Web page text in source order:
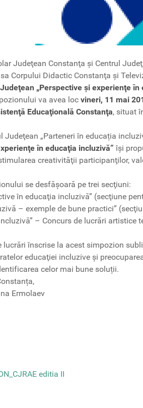
Judeţean Constanţa şi Centrul
Corpului Didactic Constanţa şi
„Perspective şi experienţe în
va avea loc vineri, 11 mai
Educaţională Constanţa, situat
Judeţean „Parteneri în educația
în educaţia incluzivă” îşi
creativităţii participanţilor,
se desfăşoară pe trei secţiuni:
în educaţia incluzivă” (secţiune
– exemple de bune practici”
– Concurs de lucrări artistice
lucrări înscrise la acest simpozion
educaţiei incluzive şi
celor mai bune soluții.
Constanța,
Irina Ermolaev
editia II